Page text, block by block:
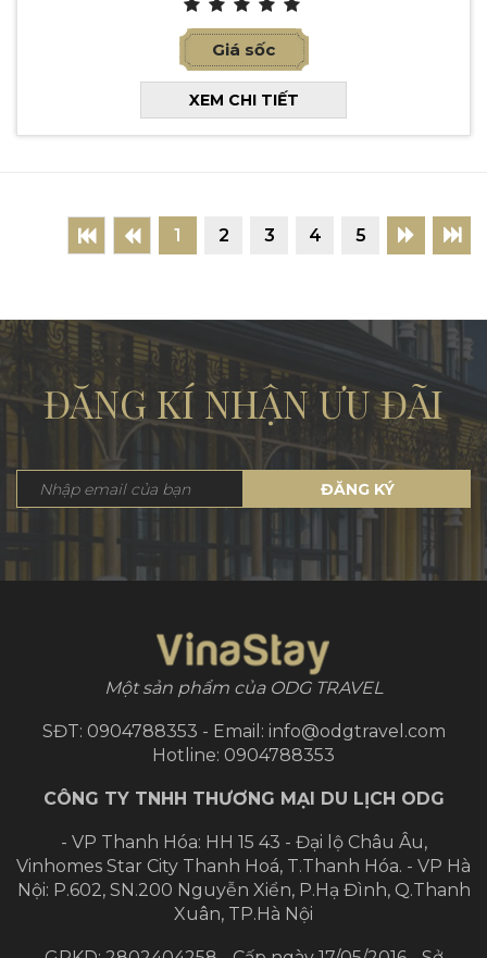
Giá sốc
XEM CHI TIẾT
1 2 3 4 5
ĐĂNG KÍ NHẬN ƯU ĐÃI
ĐĂNG KÝ
Một sản phẩm của ODG TRAVEL
SĐT: 0904788353 - Email: info@odgtravel.com
Hotline: 0904788353
CÔNG TY TNHH THƯƠNG MẠI DU LỊCH ODG
- VP Thanh Hóa: HH 15 43 - Đại lộ Châu Âu,
Vinhomes Star City Thanh Hoá, T.Thanh Hóa. - VP Hà
Nội: P.602, SN.200 Nguyễn Xiển, P.Hạ Đình, Q.Thanh
Xuân, TP.Hà Nội